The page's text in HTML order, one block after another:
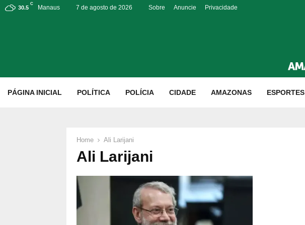
30.5
C
Manaus 7 de agosto de 2026 Sobre Anuncie Privacidade
PÁGINA INICIAL POLÍTICA POLÍCIA CIDADE AMAZONAS ESPORTES
Home Ali Larijani
Ali Larijani